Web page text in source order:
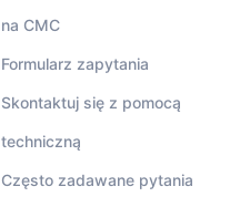
na CMC
Formularz zapytania
Skontaktuj się z pomocą
techniczną
Często zadawane pytania